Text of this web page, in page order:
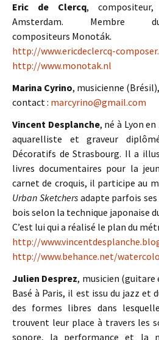
Eric de Clercq,
Amsterdam.
compositeurs Monoták.
http://www.ericdeclercq-
http://www.monotak.nl
Marina Cyrino, musicienne
contact : marcyrino@gmail.com
Vincent Desplanche, né à Lyon
aquarelliste et graveur
Décoratifs de Strasbourg. Il a
livres documentaires pour la
carnet de croquis, il participe au
Urban Sketchersadapte parfois ses
bois selon la technique japonaise
C’est lui qui a réalisé le plan du
http://
http://www.behance.net/
Julien Desprez, musicien
Basé à Paris, il est issu du jazz et
des formes libres dans
trouvent leur place à travers les
sonore, la performance et la